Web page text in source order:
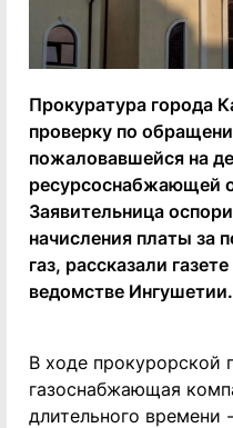
Прокуратура города
проверку по
пожаловавшейся на
ресурсоснабжающей
Заявительница
начисления платы за
газ, рассказали
ведомстве Ингушетии.
В ходе прокурорской
газоснабжающая
длительного времени